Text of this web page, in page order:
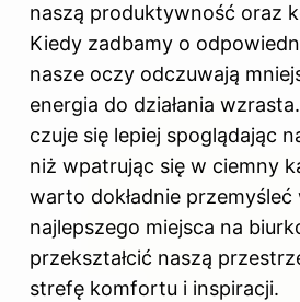
naszą produktywność oraz
Kiedy zadbamy o
nasze oczy odczuwają
energia do działania
czuje się lepiej spoglądając
niż wpatrując się w ciemny
warto dokładnie
najlepszego miejsca na
przekształcić naszą
strefę komfortu i inspiracji.